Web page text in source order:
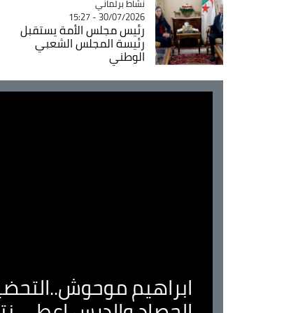
Catégorie
نشاط برلماني
30/07/2026 - 15:27
رئيس مجلس الأمة يستقبل
رئيسة المجلس الشعبي
الوطني
ابراهيم